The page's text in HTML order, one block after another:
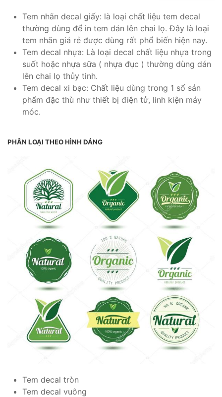
Tem nhãn decal giấy: là loại chất liệu tem decal
thường dùng để in tem dán lên chai lọ. Đây là loại
tem nhãn giá rẻ được dùng rất phổ biến hiện nay.
Tem decal nhựa: Là loại decal chất liệu nhựa trong
suốt hoặc nhựa sữa ( nhựa đục ) thường dùng dán
lên chai lọ thủy tinh.
Tem decal xi bạc: Chất liệu dùng trong 1 số sản
phẩm đặc thù như thiết bị điện tử, linh kiện máy
móc.
PHÂN LOẠI THEO HÌNH DÁNG
Tem decal tròn
Tem decal vuông